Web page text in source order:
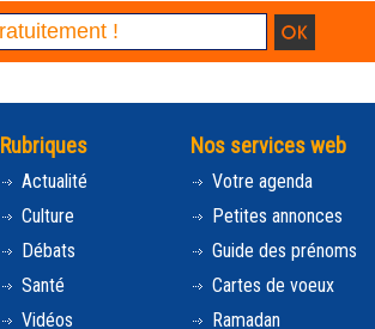
Rubriques
Actualité
Culture
Débats
Santé
Vidéos
Nos services web
Votre agenda
Petites annonces
Guide des prénoms
Cartes de voeux
Ramadan